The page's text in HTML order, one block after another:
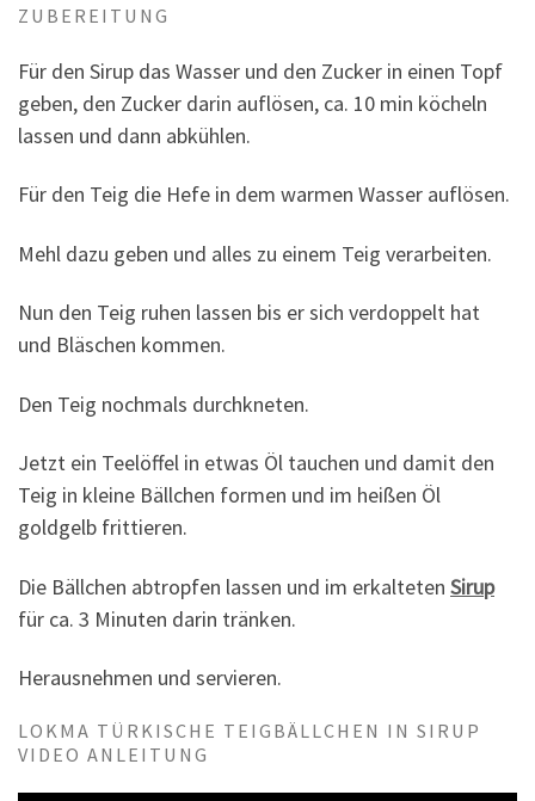
ZUBEREITUNG
Für den Sirup das Wasser und den Zucker in einen Topf
geben, den Zucker darin auflösen, ca. 10 min köcheln
lassen und dann abkühlen.
Für den Teig die Hefe in dem warmen Wasser auflösen.
Mehl dazu geben und alles zu einem Teig verarbeiten.
Nun den Teig ruhen lassen bis er sich verdoppelt hat
und Bläschen kommen.
Den Teig nochmals durchkneten.
Jetzt ein Teelöffel in etwas Öl tauchen und damit den
Teig in kleine Bällchen formen und im heißen Öl
goldgelb frittieren.
Die Bällchen abtropfen lassen und im erkalteten Sirup
für ca. 3 Minuten darin tränken.
Herausnehmen und servieren.
LOKMA TÜRKISCHE TEIGBÄLLCHEN IN SIRUP
VIDEO ANLEITUNG